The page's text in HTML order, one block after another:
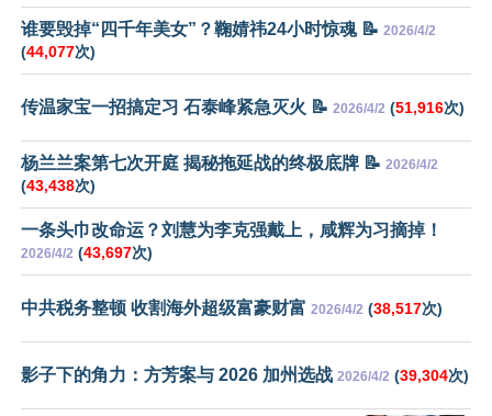
谁要毁掉“四千年美女”？鞠婧祎24小时惊魂 📝 2026/4/2
(44,077次)
传温家宝一招搞定习 石泰峰紧急灭火 📝 2026/4/2 (51,916次)
杨兰兰案第七次开庭 揭秘拖延战的终极底牌 📝 2026/4/2
(43,438次)
一条头巾改命运？刘慧为李克强戴上，咸辉为习摘掉！
2026/4/2 (43,697次)
中共税务整顿 收割海外超级富豪财富 2026/4/2 (38,517次)
影子下的角力：方芳案与 2026 加州选战 2026/4/2 (39,304次)